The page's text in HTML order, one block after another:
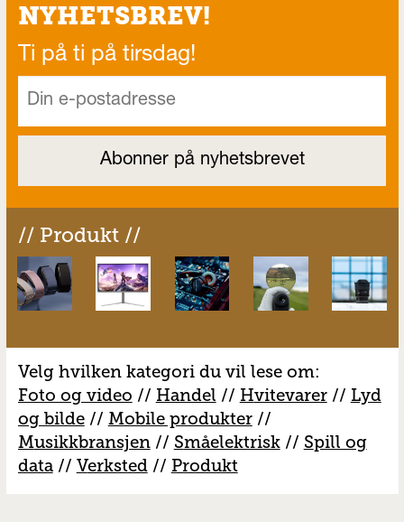
NYHETSBREV!
Ti på ti på tirsdag!
// Produkt //
Velg hvilken kategori du vil lese om:
Foto og video // Handel // Hvitevarer// Lyd
og bilde// Mobile produkter//
Musikkbransjen// Småelektrisk// Spill og
data// Verksted// Produkt